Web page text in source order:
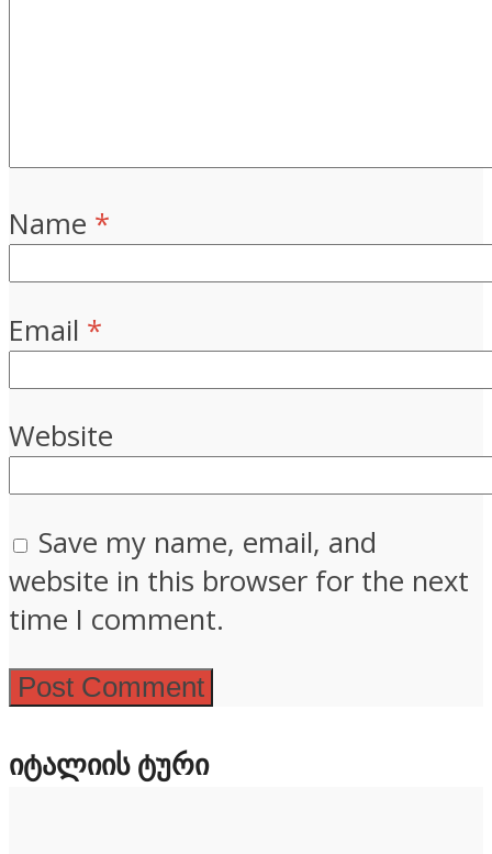
Name *
Email *
Website
Save my name, email, and
website in this browser for the next
time I comment.
ᲘᲢᲐᲚᲘᲘᲡ ᲢᲣᲠᲘ